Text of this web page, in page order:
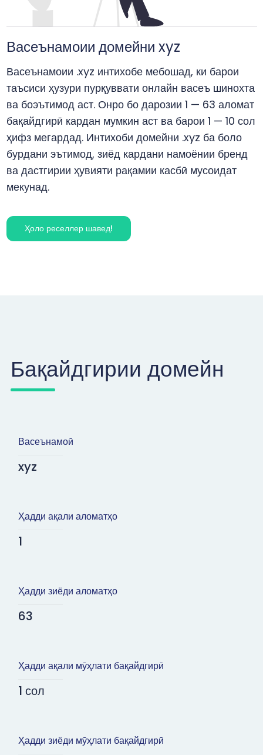
Васеънамоии домейни xyz
Васеънамоии .xyz интихобе мебошад, ки барои
таъсиси ҳузури пурқуввати онлайн васеъ шинохта
ва боэътимод аст. Онро бо дарозии 1 — 63 аломат
бақайдгирӣ кардан мумкин аст ва барои 1 — 10 сол
ҳифз мегардад. Интихоби домейни .xyz ба боло
бурдани эътимод, зиёд кардани намоёнии бренд
ва дастгирии ҳувияти рақамии касбӣ мусоидат
мекунад.
Ҳоло реселлер шавед!
Бақайдгирии домейн
Васеънамоӣ
xyz
Ҳадди ақали аломатҳо
1
Ҳадди зиёди аломатҳо
63
Ҳадди ақали мӯҳлати бақайдгирӣ
1 сол
Ҳадди зиёди мӯҳлати бақайдгирӣ